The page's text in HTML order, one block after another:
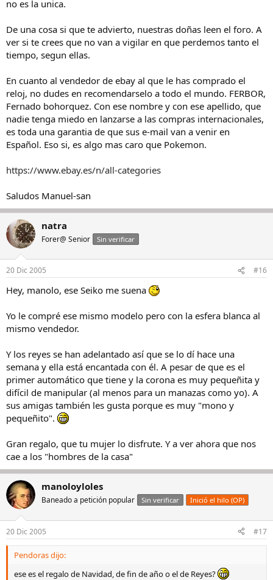
no es la unica.
De una cosa si que te advierto, nuestras doñas leen el foro. A
ver si te crees que no van a vigilar en que perdemos tanto el
tiempo, segun ellas.
En cuanto al vendedor de ebay al que le has comprado el
reloj, no dudes en recomendarselo a todo el mundo. FERBOR,
Fernado bohorquez. Con ese nombre y con ese apellido, que
nadie tenga miedo en lanzarse a las compras internacionales,
es toda una garantia de que sus e-mail van a venir en
Español. Eso si, es algo mas caro que Pokemon.
https://www.ebay.es/n/all-categories
Saludos Manuel-san
natra
Forer@ Senior Sin verificar
20 Dic 2005 #16
Hey, manolo, ese Seiko me suena
Yo le compré ese mismo modelo pero con la esfera blanca al
mismo vendedor.
Y los reyes se han adelantado así que se lo dí hace una
semana y ella está encantada con él. A pesar de que es el
primer automático que tiene y la corona es muy pequeñita y
difícil de manipular (al menos para un manazas como yo). A
sus amigas también les gusta porque es muy "mono y
pequeñito".
Gran regalo, que tu mujer lo disfrute. Y a ver ahora que nos
cae a los "hombres de la casa"
manoloyloles
Baneado a petición popular Sin verificar Inició el hilo (OP)
20 Dic 2005 #17
Pendoras dijo:
ese es el regalo de Navidad, de fin de año o el de Reyes?